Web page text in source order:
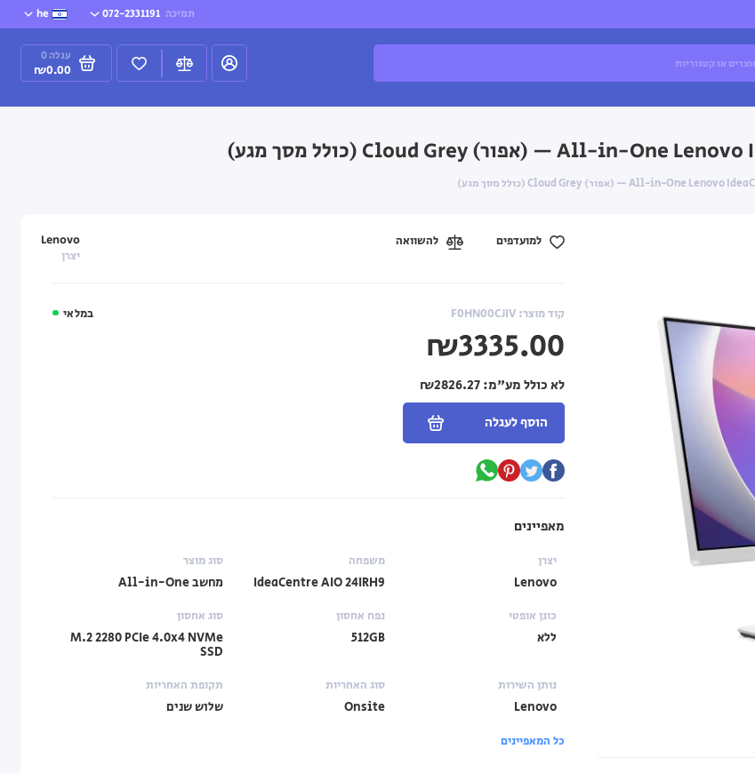
תמיכה 072-2331191
he
עגלה 0
₪0.00
במלאי קוד מוצר: F0HN00CJIV
Lenovo
יצרן
₪3335.00
לא כולל מע"מ:
הוסף לעגלה
למועדפים להשוואה
מאפיינים
יצרן
Lenovo
משפחה
IdeaCentre AIO 24IRH9
סוג מוצר
מחשב All-in-One
כונן אופטי
ללא
נפח אחסון
512GB
סוג אחסון
M.2 2280 PCIe 4.0x4 NVMe
SSD
נותן השירות
Lenovo
סוג האחריות
Onsite
תקופת האחריות
שלוש שנים
כל המאפיינים